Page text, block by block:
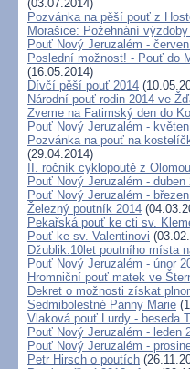
(03.07.2014)
Pozvánka na pěší pouť z
Morašice: Požehnání
Pouť Nový Jeruzalém -
Poslední možnost! - Pouť do
(16.05.2014)
Dívčí pěší pouť 2014
Národní pouť rodin 2014 ve
Zveme na Fatimský den do
Pouť Nový Jeruzalém - květen
Pozvánka na pouť na
(29.04.2014)
II. ročník cyklopoutě z
Pouť Nový Jeruzalém - duben
Pouť Nový Jeruzalém -
Železný poutník 2014
Pekařská pouť ke cti sv.
Pouť ke sv. Valentinovi
Džublik:10let poutního místa
Pouť Nový Jeruzalém - únor
Hromniční pouť matek ve
Dekret o možnosti získat
Sedmibolestné Panny Marie
Vlaková pouť Lurdy - beseda
Pouť Nový Jeruzalém - leden
Pouť Nový Jeruzalém -
Petr Hirsch o poutích